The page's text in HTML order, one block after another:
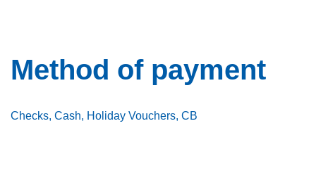
Method of payment
Checks, Cash, Holiday Vouchers, CB